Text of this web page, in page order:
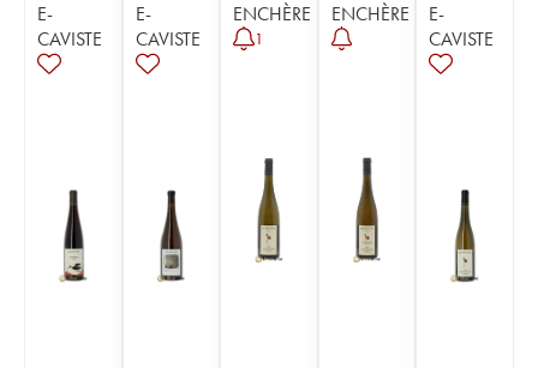
E-
CAVISTE
E-
CAVISTE
ENCHÈRE
1
ENCHÈRE
E-
CAVISTE